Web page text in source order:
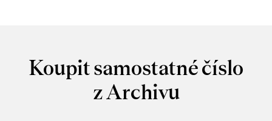
Koupit samostatné číslo
z Archivu